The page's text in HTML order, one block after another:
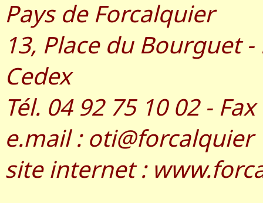
Pays de Forcalquier
13, Place du Bourguet
Cedex
Tél. 04 92 75 10 02 -
e.mail : oti@forcalquier
site internet :